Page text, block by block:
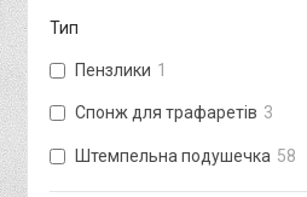
Тип
Пензлики 1
Спонж для трафаретів 3
Штемпельна подушечка 58